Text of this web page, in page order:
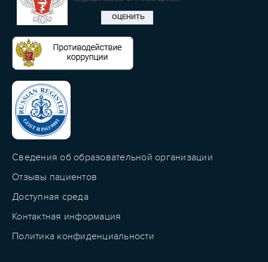
Сведения об образовательной организации
Отзывы пациентов
Доступная среда
Контактная информация
Политика конфиденциальности